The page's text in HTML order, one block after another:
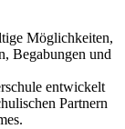
Möglichkeiten,
Begabungen und
entwickelt
Partnern